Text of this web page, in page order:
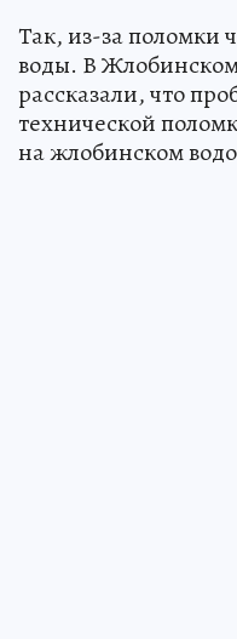
Так, из-за поломки
воды. В
рассказали, что
технической
на жлобинском